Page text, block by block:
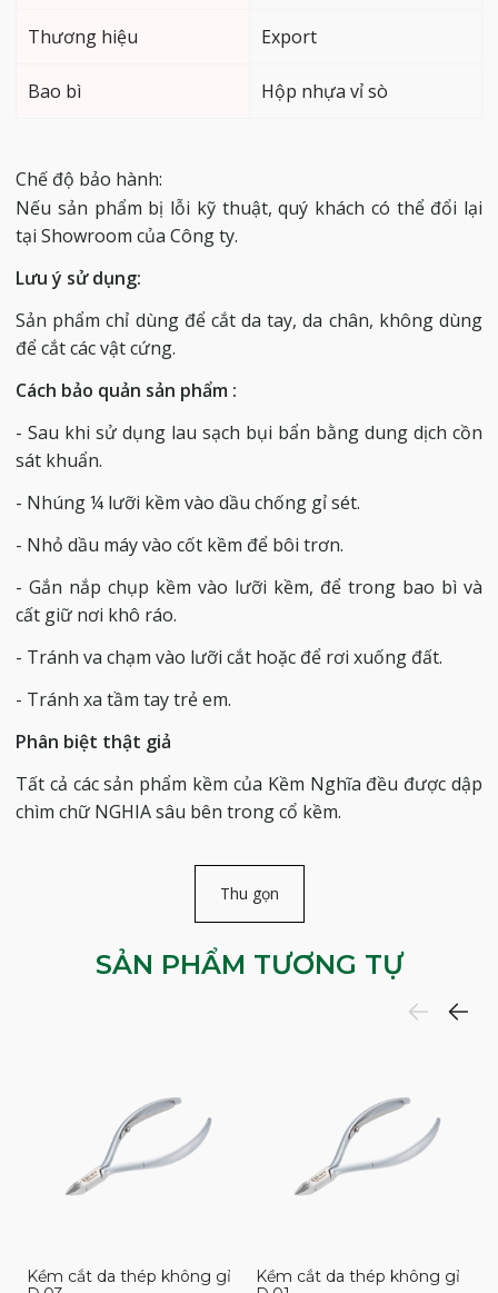
Thương hiệu Export
Bao bì Hộp nhựa vỉ sò
Chế độ bảo hành:
Nếu sản phẩm bị lỗi kỹ thuật, quý khách có thể đổi lại
tại Showroom của Công ty.
Lưu ý sử dụng:
Sản phẩm chỉ dùng để cắt da tay, da chân, không dùng
để cắt các vật cứng.
Cách bảo quản sản phẩm :
- Sau khi sử dụng lau sạch bụi bẩn bằng dung dịch cồn
sát khuẩn.
- Nhúng ¼ lưỡi kềm vào dầu chống gỉ sét.
- Nhỏ dầu máy vào cốt kềm để bôi trơn.
- Gắn nắp chụp kềm vào lưỡi kềm, để trong bao bì và
cất giữ nơi khô ráo.
- Tránh va chạm vào lưỡi cắt hoặc để rơi xuống đất.
- Tránh xa tầm tay trẻ em.
Phân biệt thật giả
Tất cả các sản phẩm kềm của Kềm Nghĩa đều được dập
chìm chữ NGHIA sâu bên trong cổ kềm.
Thu gọn
SẢN PHẨM TƯƠNG TỰ
Kềm cắt da thép không gỉ
Kềm cắt da thép không gỉ